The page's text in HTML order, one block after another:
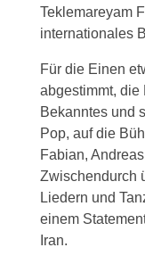
Teklemareyam
internationales
Für die Einen
abgestimmt, die
Bekanntes und
Pop, auf die
Fabian,
Zwischendurch
Liedern und
einem
Iran.